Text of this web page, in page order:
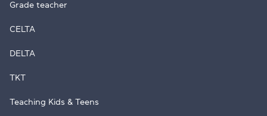
Grade teacher
CELTA
DELTA
TKT
Teaching Kids & Teens